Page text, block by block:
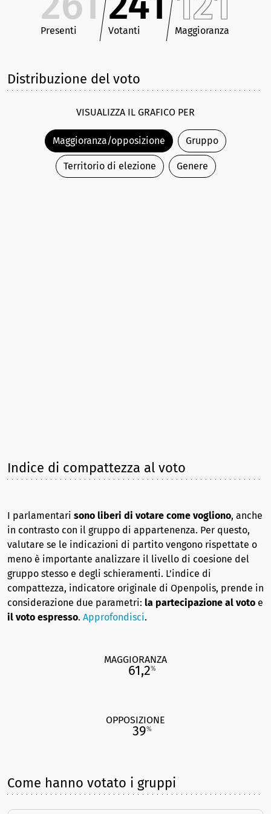
Presenti Votanti Maggioranza
Distribuzione del voto
VISUALIZZA IL GRAFICO PER
Maggioranza/opposizione Gruppo
Territorio di elezione Genere
Indice di compattezza al voto
I parlamentari sono liberi di votare come vogliono, anche
in contrasto con il gruppo di appartenenza. Per questo,
valutare se le indicazioni di partito vengono rispettate o
meno è importante analizzare il livello di coesione del
gruppo stesso e degli schieramenti. L’indice di
compattezza, indicatore originale di Openpolis, prende in
considerazione due parametri: la partecipazione al voto e
il voto espresso. Approfondisci.
MAGGIORANZA
61,2%
OPPOSIZIONE
39%
Come hanno votato i gruppi